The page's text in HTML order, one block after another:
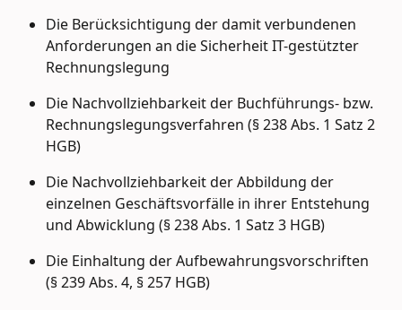
Die Berücksichtigung der damit verbundenen
Anforderungen an die Sicherheit IT-gestützter
Rechnungslegung
Die Nachvollziehbarkeit der Buchführungs- bzw.
Rechnungslegungsverfahren (§ 238 Abs. 1 Satz 2
HGB)
Die Nachvollziehbarkeit der Abbildung der
einzelnen Geschäftsvorfälle in ihrer Entstehung
und Abwicklung (§ 238 Abs. 1 Satz 3 HGB)
Die Einhaltung der Aufbewahrungsvorschriften
(§ 239 Abs. 4, § 257 HGB)